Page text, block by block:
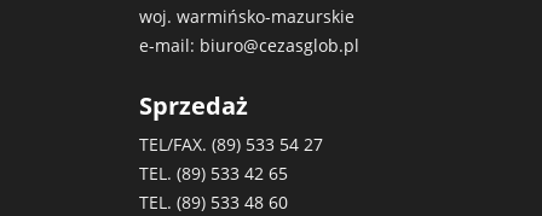
woj. warmińsko-mazurskie
e-mail: biuro@cezasglob.pl
Sprzedaż
TEL/FAX. (89) 533 54 27
TEL. (89) 533 42 65
TEL. (89) 533 48 60